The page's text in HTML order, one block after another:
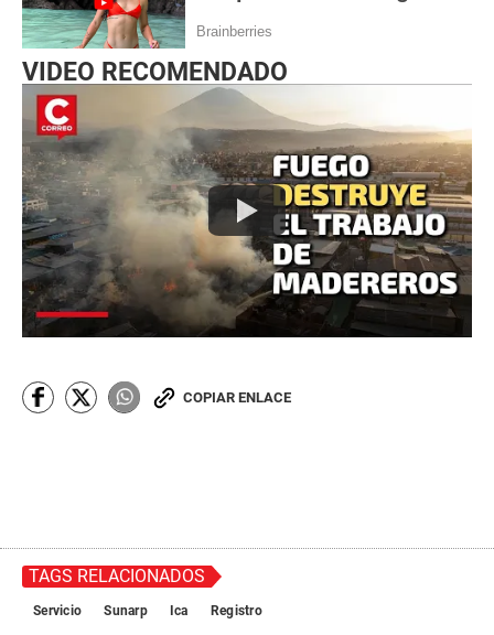
VIDEO RECOMENDADO
COPIAR ENLACE
TAGS RELACIONADOS
Servicio Sunarp Ica Registro